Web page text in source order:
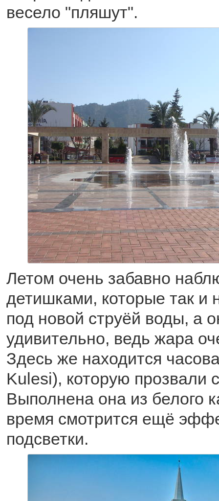
весело "пляшут".
Летом очень забавно
детишками, которые так и
под новой струёй воды, а
удивительно, ведь жара
Здесь же находится
Kulesi), которую прозвали
Выполнена она из белого
время смотрится ещё
подсветки.